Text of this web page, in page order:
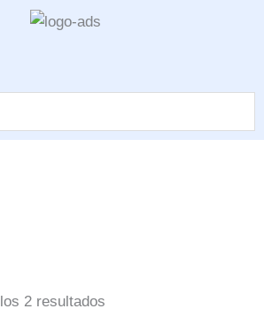
2 resultados